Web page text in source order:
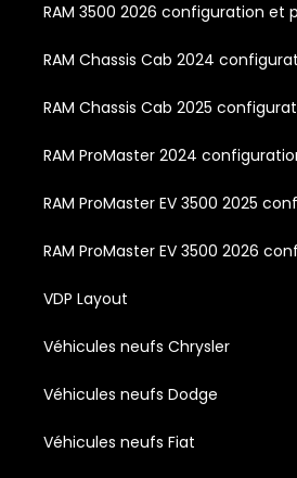
RAM 3500 2026 configuration et
RAM Chassis Cab 2024
RAM Chassis Cab 2025
RAM ProMaster 2024
RAM ProMaster EV 3500 2025
RAM ProMaster EV 3500 2026
VDP Layout
Véhicules neufs Chrysler
Véhicules neufs Dodge
Véhicules neufs Fiat